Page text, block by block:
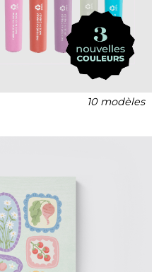
10 modèles